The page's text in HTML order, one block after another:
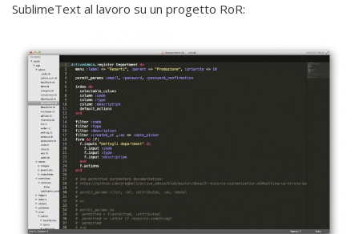
SublimeText al lavoro su un progetto RoR: